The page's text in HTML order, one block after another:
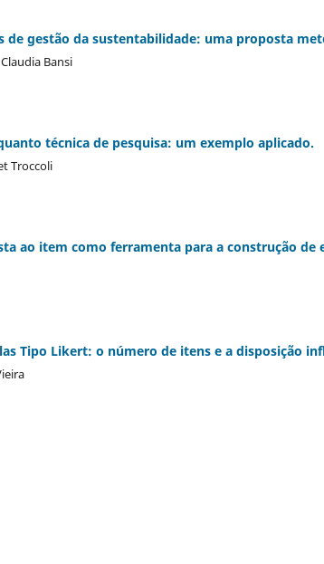
de gestão da sustentabilidade: uma proposta
Bansi
técnica de pesquisa: um exemplo aplicado.
Troccoli
ao item como ferramenta para a construção de
Tipo Likert: o número de itens e a disposição